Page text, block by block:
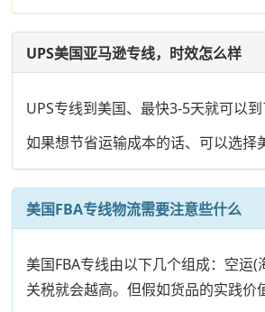
UPS美国亚马逊专线，时效怎么样
UPS专线到美国、最快3-5天就可以
如果想节省运输成本的话、可以选择
美国FBA专线物流需要注意些什么
美国FBA专线由以下几个组成：空运
关税就会越高。但假如货品的实践价